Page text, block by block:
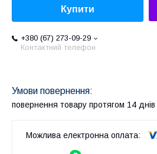
Купити
+380 (67) 273-09-29
Контактний телефон
повернення товару протягом 14 днів